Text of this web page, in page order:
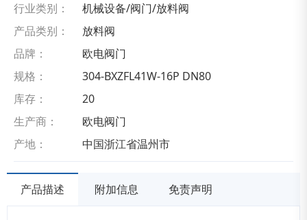
行业类别：
机械设备/阀门/放料阀
产品类别：
放料阀
品牌：
欧电阀门
规格：
304-BXZFL41W-16P DN80
库存：
20
生产商：
欧电阀门
产地：
中国浙江省温州市
产品描述 附加信息 免责声明